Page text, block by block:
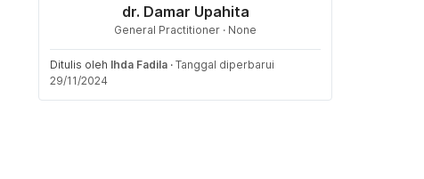
dr. Damar Upahita
General Practitioner · None
Ditulis oleh Ihda Fadila · Tanggal diperbarui
29/11/2024